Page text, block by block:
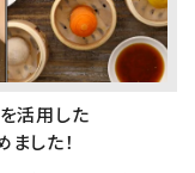
活用した
した！